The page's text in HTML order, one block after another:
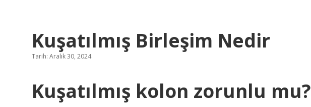
Kuşatılmış Birleşim Nedir
Tarih: Aralık 30, 2024
Kuşatılmış kolon zorunlu mu?